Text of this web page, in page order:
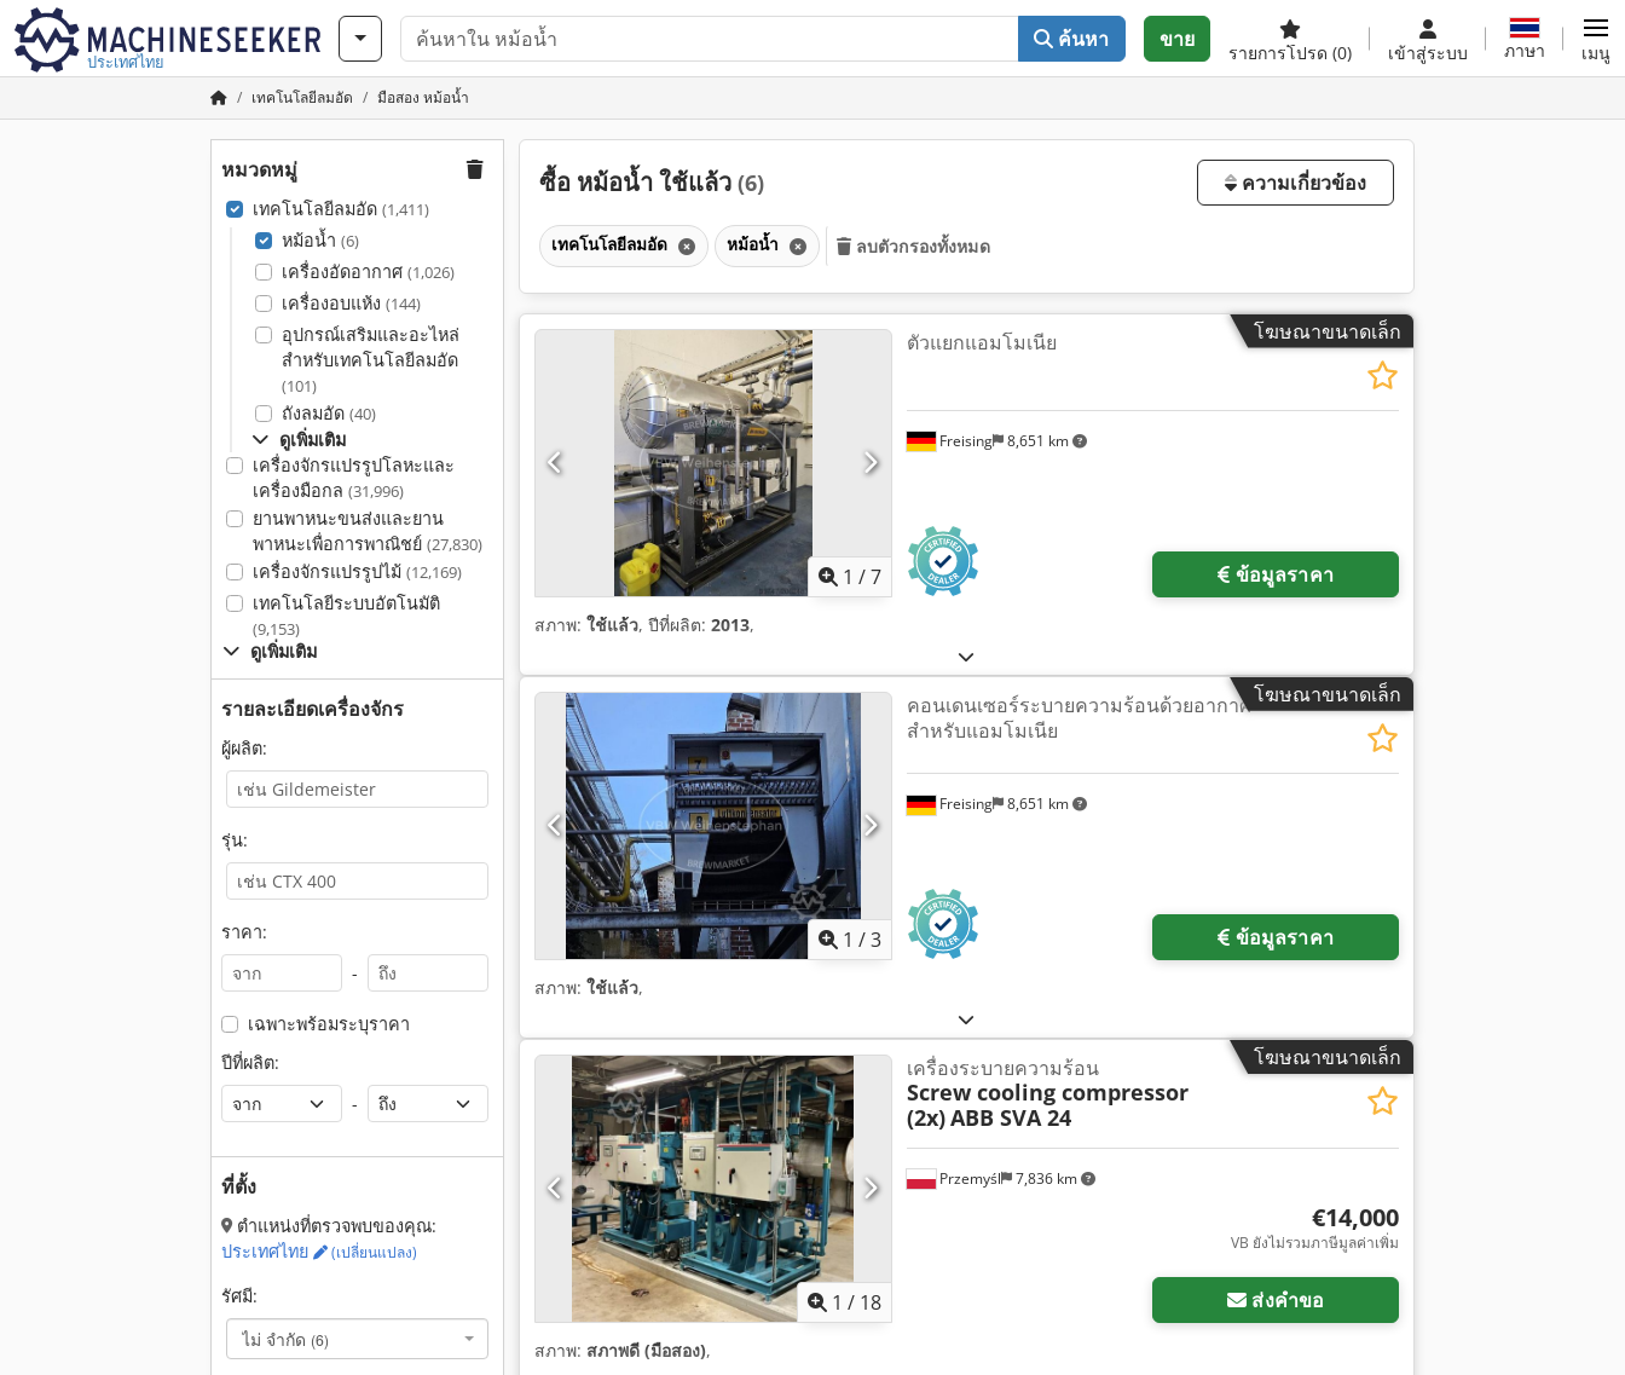
ประเทศไทย
ค้นหา ขาย
รายการโปรด (0) เข้าสู่ระบบ ภาษา เมนู
เทคโนโลยีลมอัด มือสอง หม้อน้ำ
หมวดหมู่
เทคโนโลยีลมอัด (1,411)
หม้อน้ำ (6)
เครื่องอัดอากาศ (1,026)
เครื่องอบแห้ง (144)
อุปกรณ์เสริมและอะไหล่
สำหรับเทคโนโลยีลมอัด
(101)
ถังลมอัด (40)
ดูเพิ่มเติม
เครื่องจักรแปรรูปโลหะและ
เครื่องมือกล (31,996)
ยานพาหนะขนส่งและยาน
พาหนะเพื่อการพาณิชย์ (27,830)
เครื่องจักรแปรรูปไม้ (12,169)
เทคโนโลยีระบบอัตโนมัติ
(9,153)
ดูเพิ่มเติม
รายละเอียดเครื่องจักร
ผู้ผลิต:
รุ่น:
ราคา:
-
เฉพาะพร้อมระบุราคา
ปีที่ผลิต:
-
ที่ตั้ง
ตำแหน่งที่ตรวจพบของคุณ:
ประเทศไทย
(เปลี่ยนแปลง)
รัศมี:
ไม่ จำกัด (6)
ซื้อ หม้อน้ำ ใช้แล้ว (6) ความเกี่ยวข้อง
เทคโนโลยีลมอัด หม้อน้ำ ลบตัวกรองทั้งหมด
โฆษณาขนาดเล็ก
1 /7
Freising 8,651 km
ตัวแยกแอมโมเนีย
ข้อมูลราคา
สภาพ: ใช้แล้ว, ปีที่ผลิต: 2013,
โฆษณาขนาดเล็ก
1 /3
Freising 8,651 km
คอนเดนเซอร์ระบายความร้อนด้วยอากาศ
สำหรับแอมโมเนีย
ข้อมูลราคา
สภาพ: ใช้แล้ว,
โฆษณาขนาดเล็ก
1 / 18
Przemyśl 7,836 km
เครื่องระบายความร้อน
Screw cooling compressor
(2x)ABB SVA 24
€14,000
VB ยังไม่รวมภาษีมูลค่าเพิ่ม
ส่งคำขอ
สภาพ: สภาพดี (มือสอง),